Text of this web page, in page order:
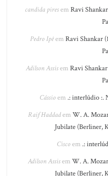
candida piresem Ravi
Pedro Ipêem Ravi Shankar
Adilson Assisem Ravi
Cássioem .: interlúdio :.
Raif Haddadem W. A.
Jubilate (Berliner,
Ciscoem .:
Adilson Assisem W. A.
Jubilate (Berliner,